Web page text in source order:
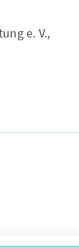
e. V.,